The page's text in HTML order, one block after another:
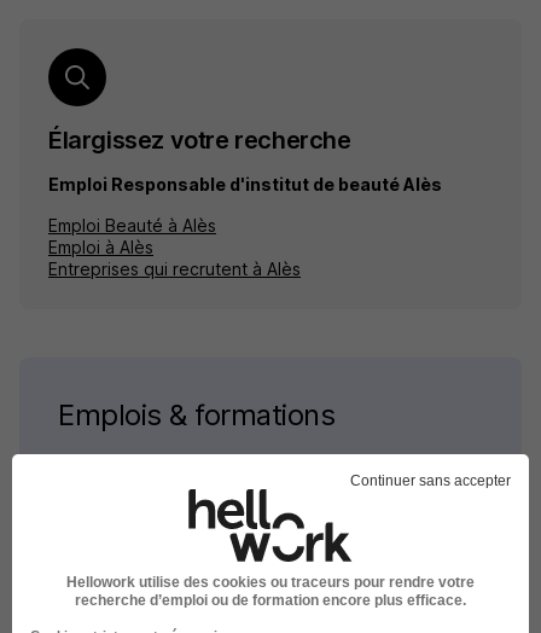
Élargissez votre recherche
Emploi Responsable d'institut de beauté Alès
Emploi Beauté à Alès
Emploi à Alès
Entreprises qui recrutent à Alès
Emplois & formations
Emploi Responsable d'institut de beautéContinuer sans accepter
Hellowork utilise des cookies ou traceurs pour rendre votre
recherche d’emploi ou de formation encore plus efficace.